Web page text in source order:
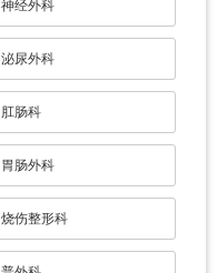
神经外科
泌尿外科
肛肠科
胃肠外科
烧伤整形科